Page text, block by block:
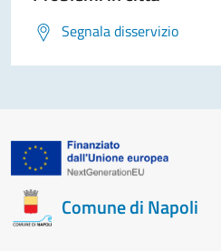
Segnala disservizio
Comune di Napoli